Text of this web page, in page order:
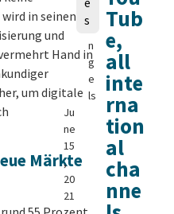
in seinen
und
Hand in
um digitale
Märkte
a
n
g
e
ls
Ju
ne
15
,
20
21
e
s
Tub
e,
all
inte
rna
tion
al
cha
nne